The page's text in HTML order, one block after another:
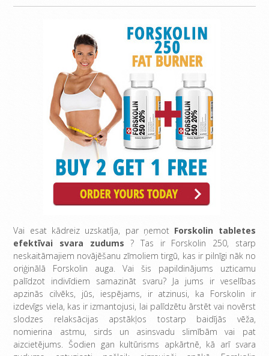
Vai esat kādreiz uzskatīja, par ņemot Forskolin tabletes
efektīvai svara zudums ? Tas ir Forskolin 250, starp
neskaitāmajiem novājēšanu zīmoliem tirgū, kas ir pilnīgi nāk no
oriģinālā Forskolin auga. Vai šis papildinājums uzticamu
palīdzot indivīdiem samazināt svaru? Ja jums ir veselības
apzinās cilvēks, jūs, iespējams, ir atzinusi, ka Forskolin ir
izdevīgs viela, kas ir izmantojusi, lai palīdzētu ārstēt vai novērst
slodzes relaksācijas apstākļos tostarp baidījās vēža,
nomierina astmu, sirds un asinsvadu slimībām vai pat
aizcietējums. Šodien gan kultūrisms apkārtnē, kā arī svara